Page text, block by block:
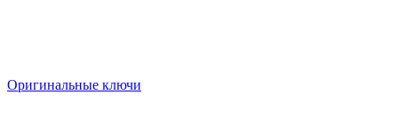
Оригинальные ключи